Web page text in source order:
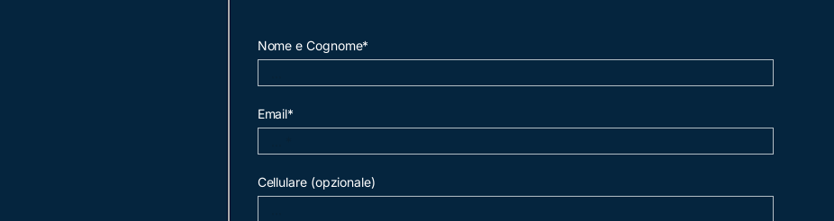
Nome e Cognome*
Email*
Cellulare (opzionale)